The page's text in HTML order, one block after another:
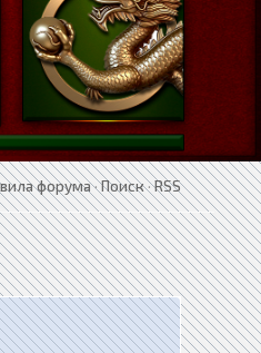
форума·Поиск·RSS